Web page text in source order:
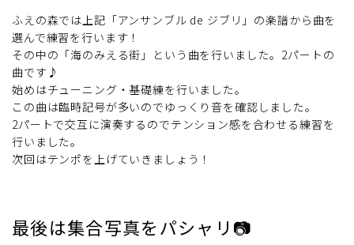
ふえの森では上記「アンサンブル de ジブリ」の楽譜から曲を
選んで練習を行います！
その中の「海のみえる街」という曲を行いました。2パートの
曲です♪
始めはチューニング・基礎練を行いました。
この曲は臨時記号が多いのでゆっくり音を確認しました。
2パートで交互に演奏するのでテンション感を合わせる練習を
行いました。
次回はテンポを上げていきましょう！
最後は集合写真をパシャリ📷